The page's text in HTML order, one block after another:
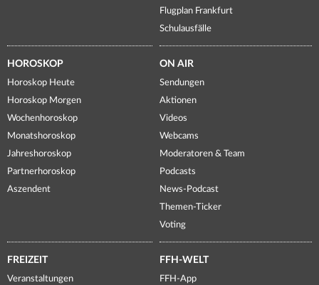
Flugplan Frankfurt
Schulausfälle
HOROSKOP
Horoskop Heute
Horoskop Morgen
Wochenhoroskop
Monatshoroskop
Jahreshoroskop
Partnerhoroskop
Aszendent
ON AIR
Sendungen
Aktionen
Videos
Webcams
Moderatoren & Team
Podcasts
News-Podcast
Themen-Ticker
Voting
FREIZEIT
Veranstaltungen
FFH-WELT
FFH-App